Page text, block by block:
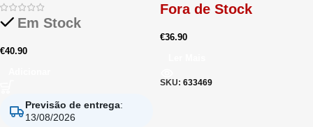
Em Stock
€40.90
Previsão de entrega:
13/08/2026
Fora de Stock
€36.90
SKU: 633469